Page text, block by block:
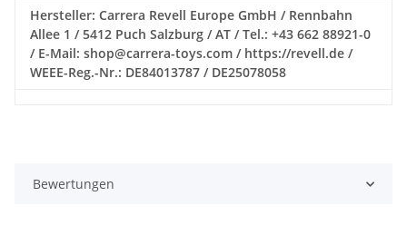
Hersteller: Carrera Revell Europe GmbH / Rennbahn
Allee 1 / 5412 Puch Salzburg / AT / Tel.: +43 662 88921-0
/ E-Mail: shop@carrera-toys.com / https://revell.de /
WEEE-Reg.-Nr.: DE84013787 / DE25078058
Bewertungen